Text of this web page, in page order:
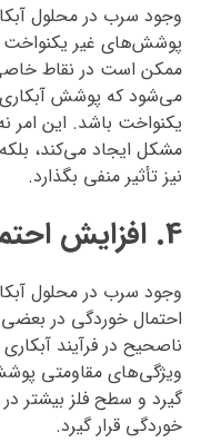
وجود سرب در محلول
پوشش‌های غیر
ممکن است در نقاط
می‌شود که پوشش آبکاری
یکنواخت باشد. این امر
مشکل ایجاد می‌کند،
نیز تأثیر منفی بگذارد.
4. افزایش
وجود سرب در محلول
احتمال خوردگی در
ناصحیح در فرآیند
ویژگی‌های مقاومتی
گیرد و سطح فلز بیشتر
خوردگی قرار گیرد.